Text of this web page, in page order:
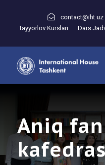
contact@iht.uz
Tayyorlov Kurslari
Dars
Aniq